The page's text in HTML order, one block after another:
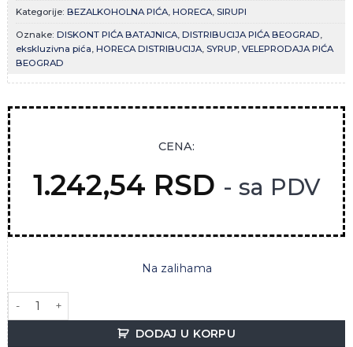
Kategorije: BEZALKOHOLNA PIĆA, HORECA, SIRUPI
Oznake: DISKONT PIĆA BATAJNICA, DISTRIBUCIJA PIĆA BEOGRAD,
ekskluzivna pića, HORECA DISTRIBUCIJA, SYRUP, VELEPRODAJA PIĆA
BEOGRAD
CENA:
1.242,54 RSD - sa PDV
Na zalihama
MONIN SIRUP PEACH 0,7L količina
DODAJ U KORPU